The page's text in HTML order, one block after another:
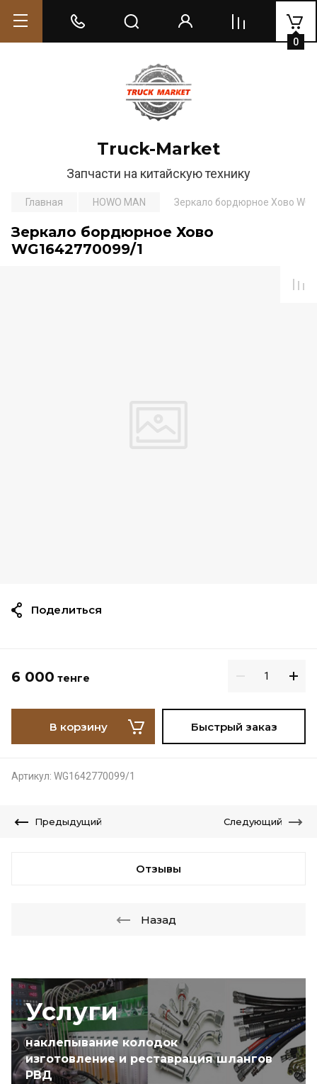
Truck-Market
Запчасти на китайскую технику
0
Услуги
наклепывание колодок
изготовление и реставрация шлангов
РВД
Главная HOWO MAN Зеркало бордюрное Хово
Зеркало бордюрное Хово
WG1642770099/1
6 000 тенге
В корзину Быстрый заказ
Артикул: WG1642770099/1
Поделиться
Предыдущий Следующий
Отзывы
Назад